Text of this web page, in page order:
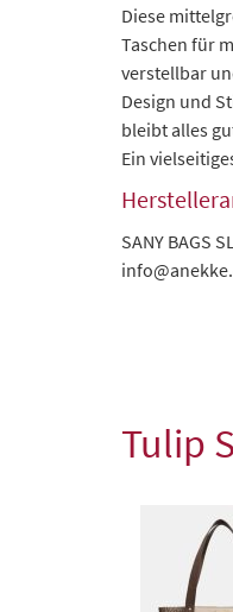
Diese
Taschen für
verstellbar
Design und
bleibt alles
Ein
SANY BAGS
Tulip